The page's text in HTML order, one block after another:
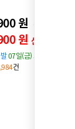
원 45,900원
원 신용카드 할인가
07일(금) 도착 확률
건